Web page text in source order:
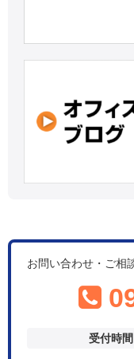
お問い合わせ・ご相
受付時